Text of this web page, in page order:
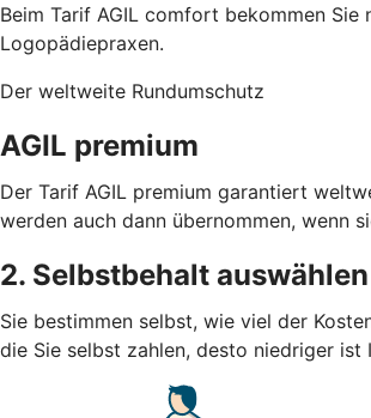
Beim Tarif AGIL comfort bekommen
Logopädiepraxen.
Der weltweite Rundumschutz
AGIL premium
Der Tarif AGIL premium garantiert
werden auch dann übernommen, wenn
2. Selbstbehalt auswählen
Sie bestimmen selbst, wie viel der
die Sie selbst zahlen, desto niedriger